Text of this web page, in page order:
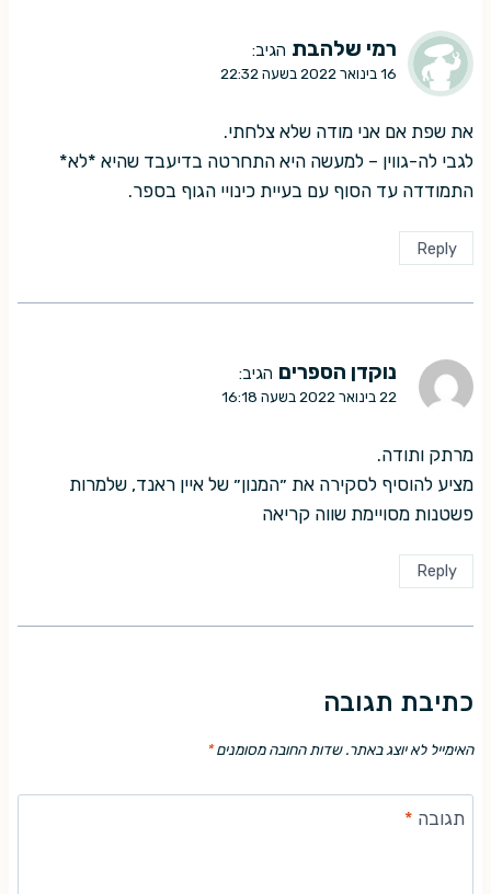
רמי שלהבת הגיב:
16 בינואר 2022 בשעה 22:32
את שפת אם אני מודה שלא צלחתי.
לגבי לה-גווין – למעשה היא התחרטה בדיעבד שהיא *לא*
התמודדה עד הסוף עם בעיית כינויי הגוף בספר.
Reply
נוקדן הספרים הגיב:
22 בינואר 2022 בשעה 16:18
מרתק ותודה.
מציע להוסיף לסקירה את ״המנון״ של איין ראנד, שלמרות
פשטנות מסויימת שווה קריאה
Reply
כתיבת תגובה
האימייל לא יוצג באתר. שדות החובה מסומנים*
תגובה *